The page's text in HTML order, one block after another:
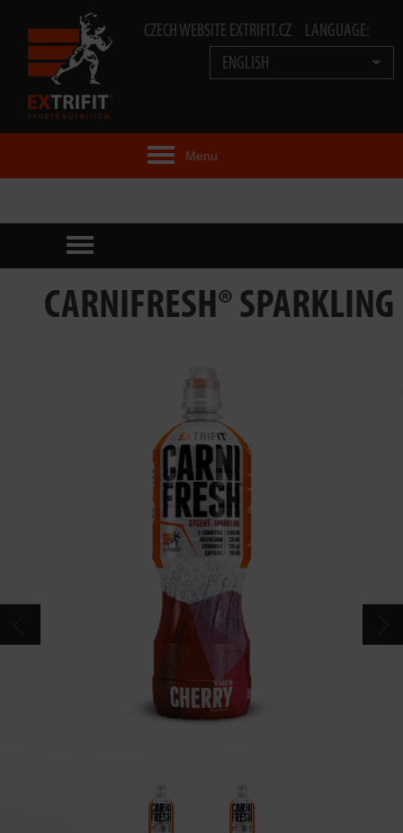
CZECH WEBSITE EXTRIFIT.CZ
LANGUAGE:
ENGLISH
Menu
PRODUCTS
TECHNOLOGY
CARNIFRESH® SPARKLING